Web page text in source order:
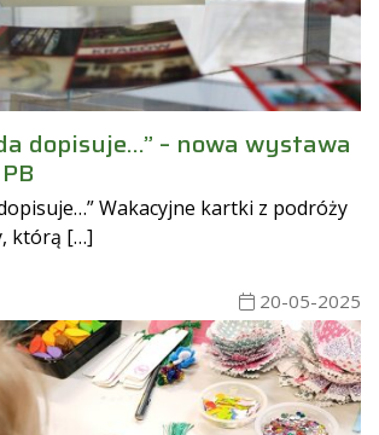
dopisuje…” – nowa wystawa
Wakacyjne kartki z podróży
którą […]
20-05-2025